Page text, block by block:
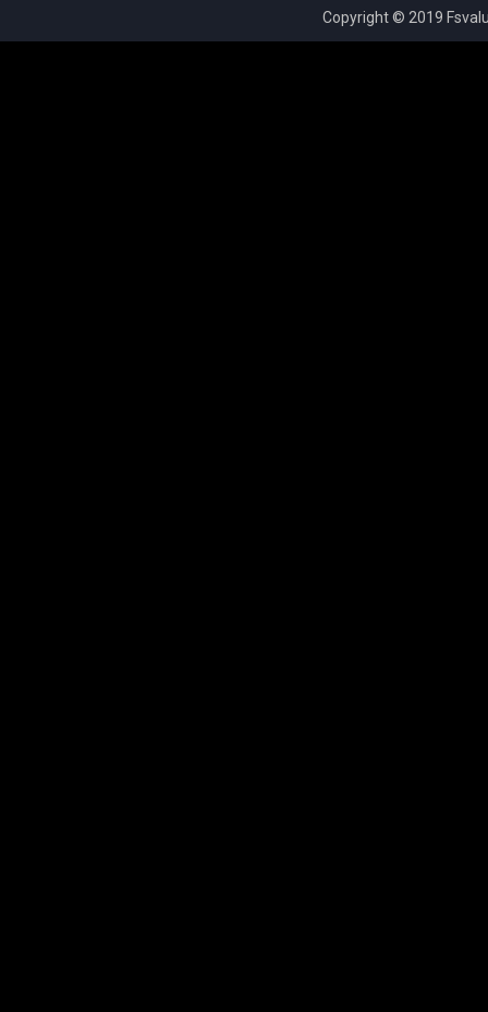
Copyright © 2019